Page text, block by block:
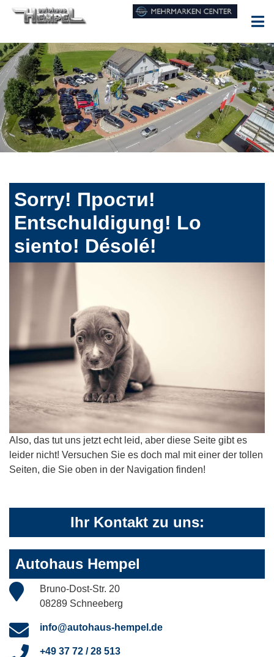
Sorry! Прости!
Entschuldigung! Lo
siento! Désolé!
Also, das tut uns jetzt echt leid, aber diese Seite gibt es
leider nicht! Versuchen Sie es doch mal mit einer der tollen
Seiten, die Sie oben in der Navigation finden!
Ihr Kontakt zu uns:
Autohaus Hempel
Bruno-Dost-Str. 20
08289 Schneeberg
info@autohaus-hempel.de
+49 37 72 / 28 513